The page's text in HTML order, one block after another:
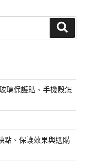
璃保護貼、手機殼怎
點、保護效果與選購